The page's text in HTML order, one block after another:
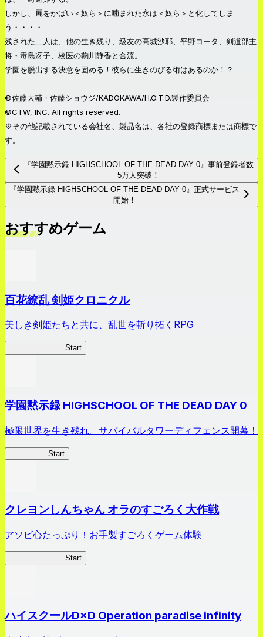
しかし、麗をかばい＜奴ら＞に噛まれた永は＜奴ら＞と化してしま
う・・・・
残された二人は、他の生き残り、級友の高城沙耶、平野コータ、剣道部主
将・毒島冴子、校医の鞠川静香と合流。
学園を脱出する決意を固める！彼らに生きのびる術はあるのか！？
©佐藤大輔・佐藤ショウジ/KADOKAWA/H.O.T.D.製作委員会
©CTW, INC. All rights reserved.
※その他記載されている会社名、製品名は、各社の登録商標または商標で
す。
『学園黙示録 HIGHSCHOOL OF THE DEAD DAY 0』事前登録者数
5万人突破！
『学園黙示録 HIGHSCHOOL OF THE DEAD DAY 0』正式サービス
開始！
おすすめゲーム
百花繚乱 剣姫クロニクル
美しき剣姫たちと共に、乱世を斬り拓くRPG
Start
学園黙示録 HIGHSCHOOL OF THE DEAD DAY 0
極限世界を生き残れ。サバイバルタワーディフェンス開幕！
Start
クレヨンしんちゃん オラのすごろく大作戦
アソビ心たっぷり！お手製すごろくゲーム体験
Start
ハイスクールD×D Operation paradise infinity